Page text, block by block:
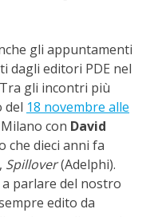
gli appuntamenti
dagli editori PDE nel
gli incontri più
del 18 novembre alle
con David
che dieci anni fa
Spillover(Adelphi).
parlare del nostro
edito da